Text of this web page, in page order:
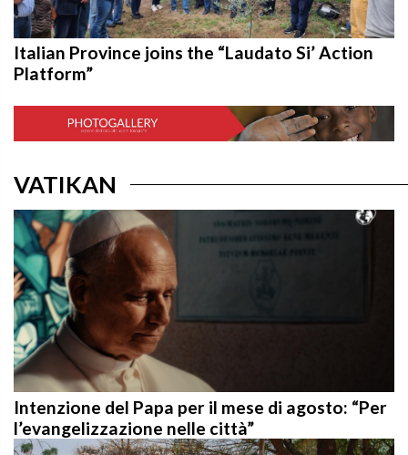
Italian Province joins the “Laudato Si’ Action
Platform”
VATIKAN
Intenzione del Papa per il mese di agosto: “Per
l’evangelizzazione nelle città”